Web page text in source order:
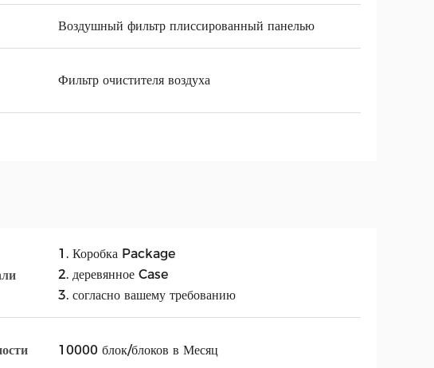
Воздушный фильтр плиссированный панелью
Фильтр очистителя воздуха
1. Коробка Package
2. деревянное Case
3. согласно вашему требованию
10000 блок/блоков в Месяц